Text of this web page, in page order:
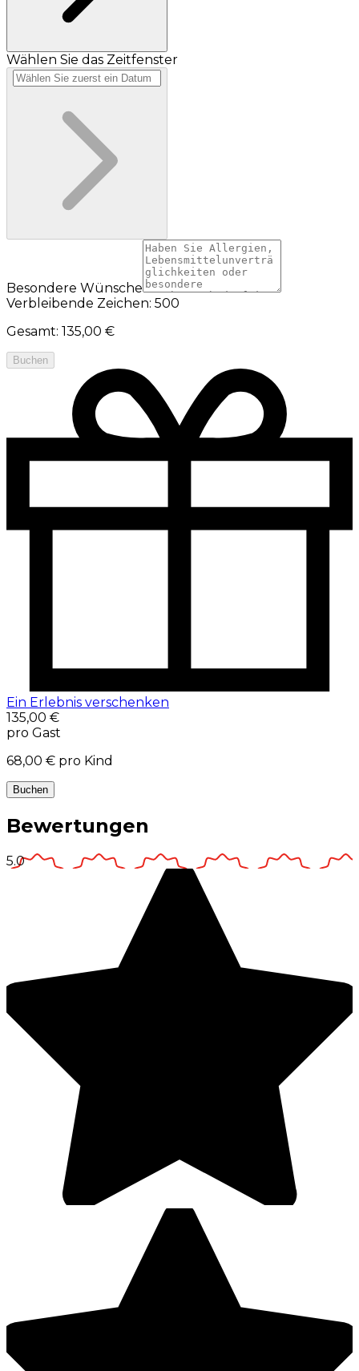
Wählen Sie das Zeitfenster
Besondere Wünsche
Verbleibende Zeichen: 500
Gesamt: 135,00 €
Buchen
Ein Erlebnis verschenken
135,00 €
pro Gast
68,00 € pro Kind
Buchen
Bewertungen
5.0